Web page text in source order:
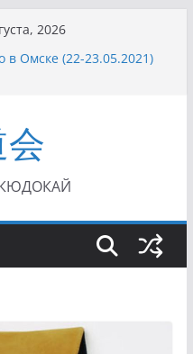
2026
Омске (22-23.05.2021)
Дёмино (2-5.09.2021)
в России по Кюдо,
области по Кюдо /
КЮДОКАЙ